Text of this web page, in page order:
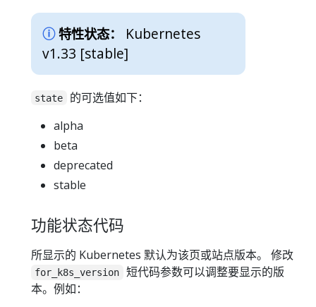
特性状态：
Kubernetes
v1.33 [stable]
state
的可选值如下：
alpha
beta
deprecated
stable
功能状态代码
所显示的 Kubernetes 默认为该页或站点版本。 修改
for_k8s_version
短代码参数可以调整要显示的版
本。例如：